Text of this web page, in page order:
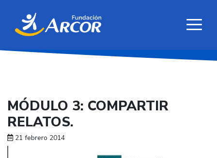
MÓDULO 3: COMPARTIR
RELATOS.
21 febrero 2014